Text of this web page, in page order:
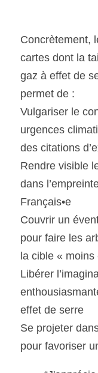
Concrètement,
cartes dont la
gaz à effet de
permet de :
Vulgariser le
urgences
des citations
Rendre visible
dans
Français•e
Couvrir un
pour faire les
la cible «
Libérer
effet de serre
Se projeter
pour favoriser